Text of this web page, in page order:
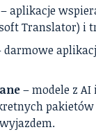
– aplikacje
Translator) i
darmowe
– modele z